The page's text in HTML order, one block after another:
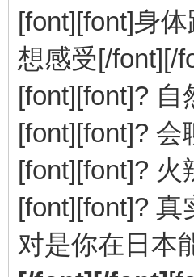
[font][font]身
想感受[/font][/
[font][font]? 自
[font][font]? 会
[font][font]?
[font][font]?
对是你在日本